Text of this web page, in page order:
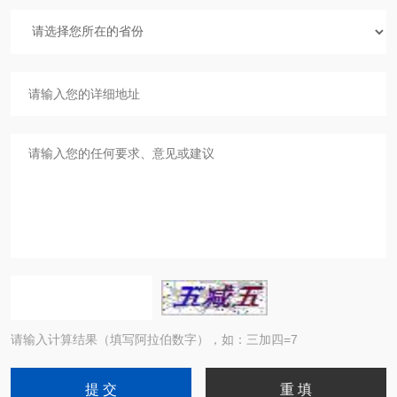
请输入计算结果（填写阿拉伯数字），如：三加四=7